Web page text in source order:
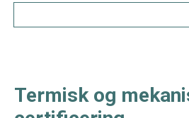
Termisk og